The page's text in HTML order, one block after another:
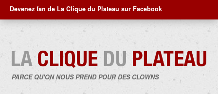
Devenez fan de La Clique du Plateau sur Facebook
PARCE QU'ON NOUS PREND POUR DES CLOWNS